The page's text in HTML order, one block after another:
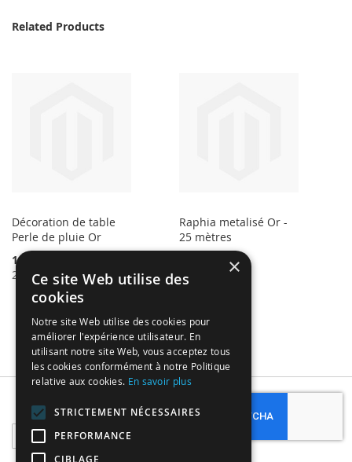
Related Products
Décoration de table
Perle de pluie Or
Special
Price
1,05 €
2,09 €
Raphia metalisé Or -
25 mètres
Sign
Up
Subscribe
×
Ce site Web utilise des
cookies
Notre site Web utilise des cookies pour
améliorer l'expérience utilisateur. En
utilisant notre site Web, vous acceptez tous
les cookies conformément à notre Politique
relative aux cookies. En savoir plus
STRICTEMENT NÉCESSAIRES
PERFORMANCE
CIBLAGE